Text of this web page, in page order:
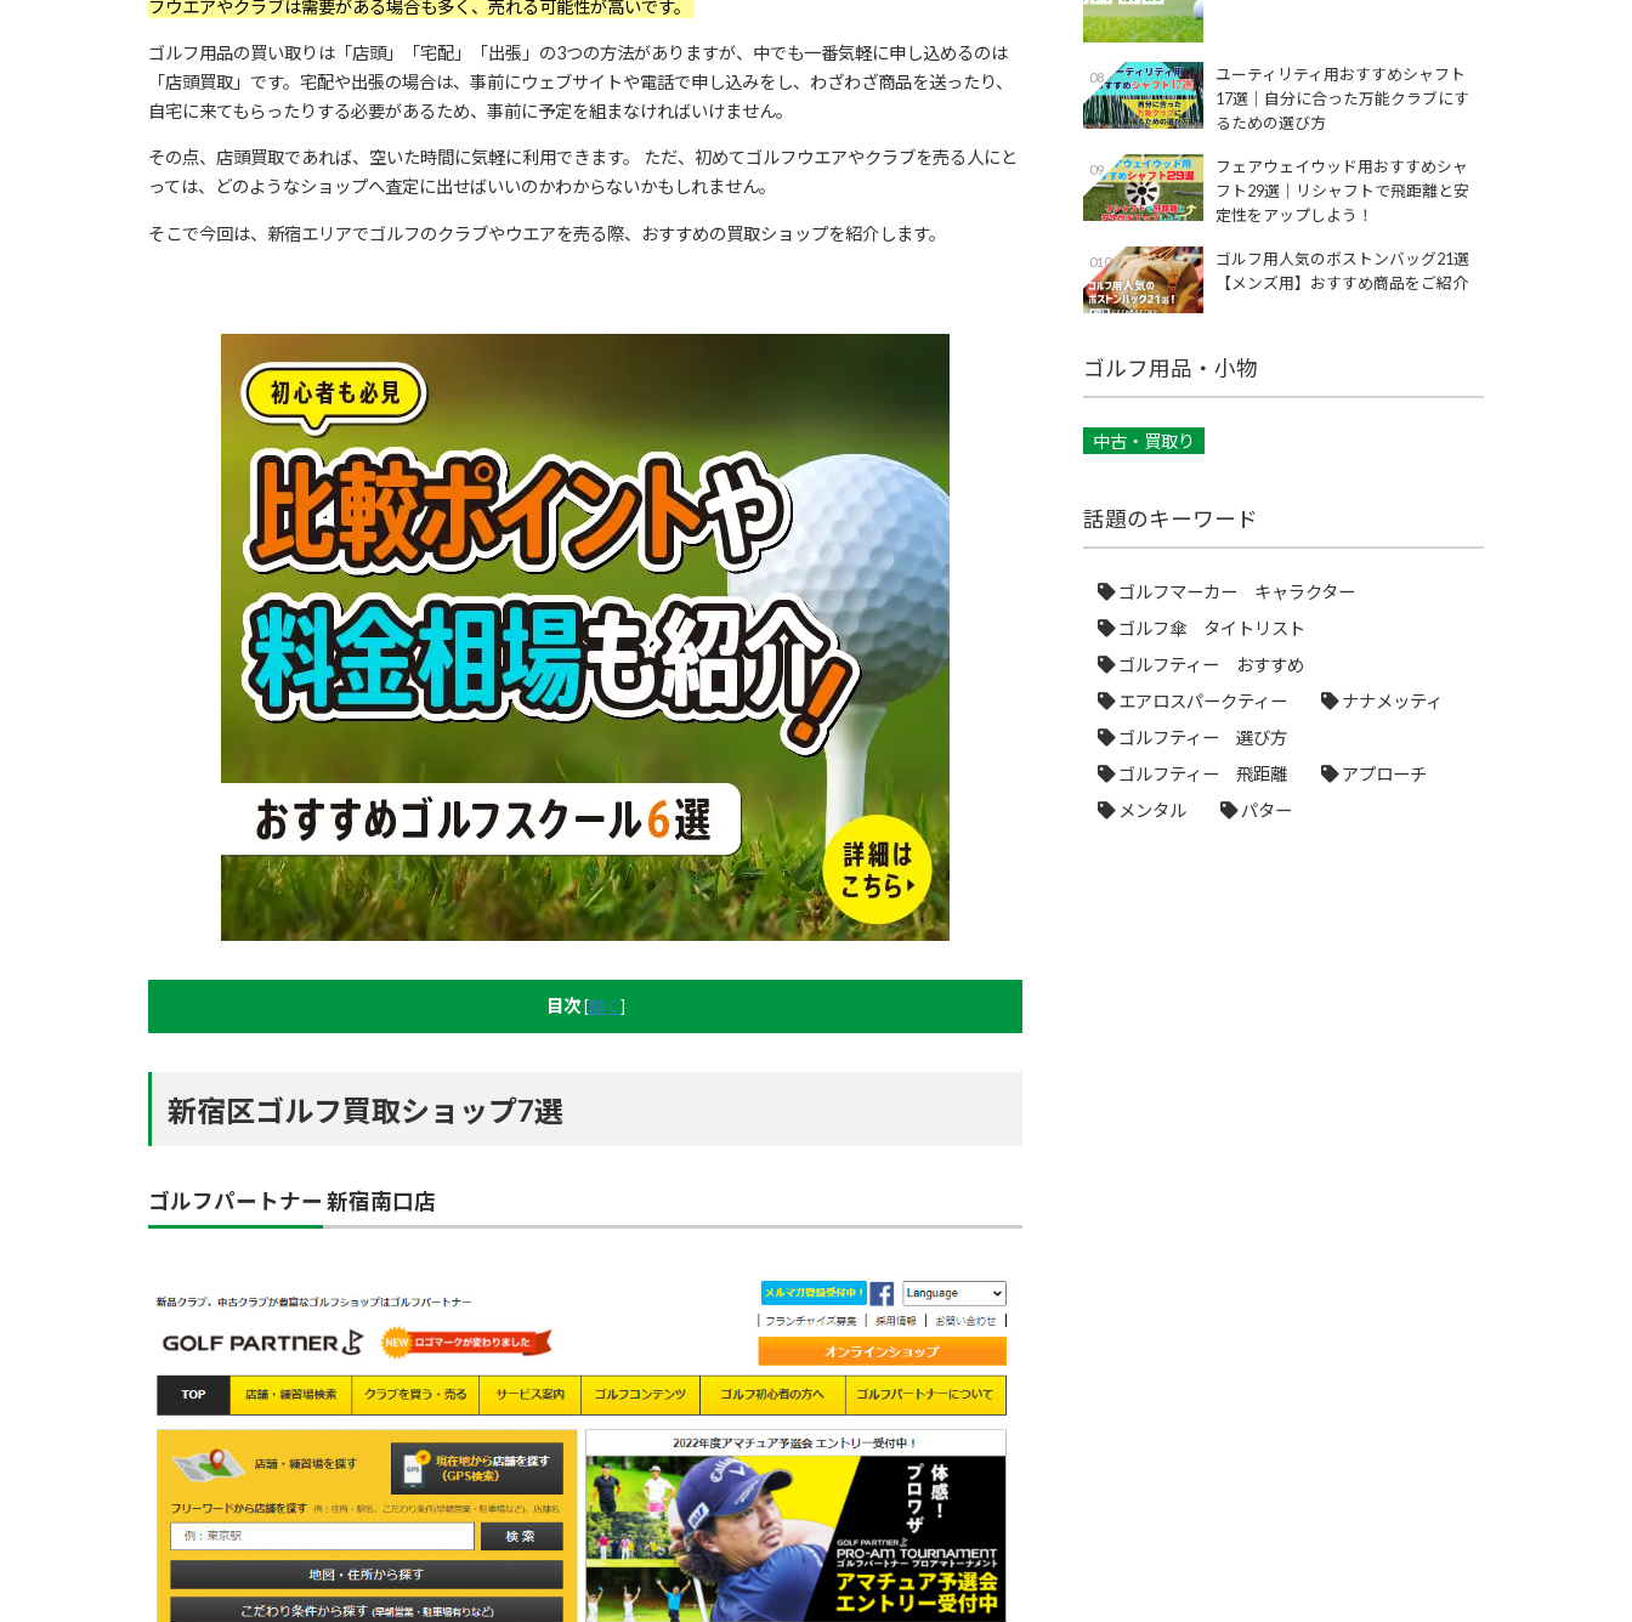
フウエアやクラブは需要がある場合も多く、売れる可能性が高いです。
ゴルフ用品の買い取りは「店頭」「宅配」「出張」の3つの方法がありますが、中でも一番気軽に申し込めるのは
「店頭買取」です。宅配や出張の場合は、事前にウェブサイトや電話で申し込みをし、わざわざ商品を送ったり、
自宅に来てもらったりする必要があるため、事前に予定を組まなければいけません。
その点、店頭買取であれば、空いた時間に気軽に利用できます。 ただ、初めてゴルフウエアやクラブを売る人にと
っては、どのようなショップへ査定に出せばいいのかわからないかもしれません。
そこで今回は、新宿エリアでゴルフのクラブやウエアを売る際、おすすめの買取ショップを紹介します。
目次 [開く ]
新宿区ゴルフ買取ショップ7選
ゴルフパートナー 新宿南口店
08
ユーティリティ用おすすめシャフト
17選│自分に合った万能クラブにす
るための選び方
09
フェアウェイウッド用おすすめシャ
フト29選│リシャフトで飛距離と安
定性をアップしよう！
010
ゴルフ用人気のボストンバッグ21選
【メンズ用】おすすめ商品をご紹介
ゴルフ用品・小物
中古・買取り
話題のキーワード
ゴルフマーカー キャラクター
ゴルフ傘 タイトリスト
ゴルフティー おすすめ
エアロスパークティー
ナナメッティ
ゴルフティー 選び方
ゴルフティー 飛距離
アプローチ
メンタル
パター